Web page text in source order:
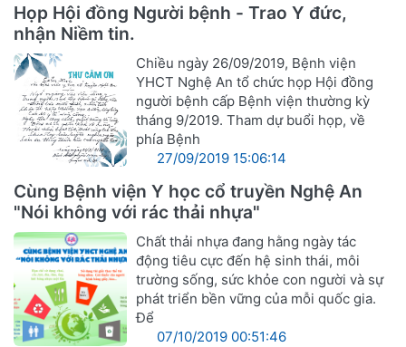
Họp Hội đồng Người bệnh - Trao Y đức,
nhận Niềm tin.
Chiều ngày 26/09/2019, Bệnh viện
YHCT Nghệ An tổ chức họp Hội đồng
người bệnh cấp Bệnh viện thường kỳ
tháng 9/2019. Tham dự buổi họp, về
phía Bệnh
27/09/2019 15:06:14
Cùng Bệnh viện Y học cổ truyền Nghệ An
"Nói không với rác thải nhựa"
Chất thải nhựa đang hằng ngày tác
động tiêu cực đến hệ sinh thái, môi
trường sống, sức khỏe con người và sự
phát triển bền vững của mỗi quốc gia.
Để
07/10/2019 00:51:46